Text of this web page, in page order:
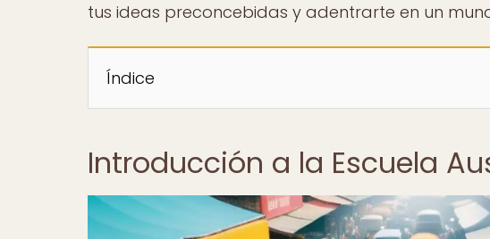
tus ideas preconcebidas y adentrarte en un
Índice
Introducción a la Escuela